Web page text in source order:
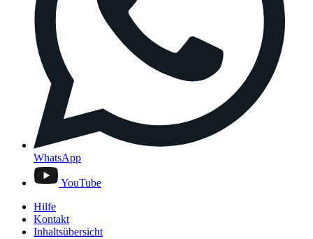
WhatsApp
YouTube
Hilfe
Kontakt
Inhaltsübersicht